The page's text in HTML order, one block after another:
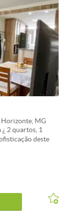
Horizonte, MG
2 quartos, 1
deste
de
para dois
com a
em
granito e